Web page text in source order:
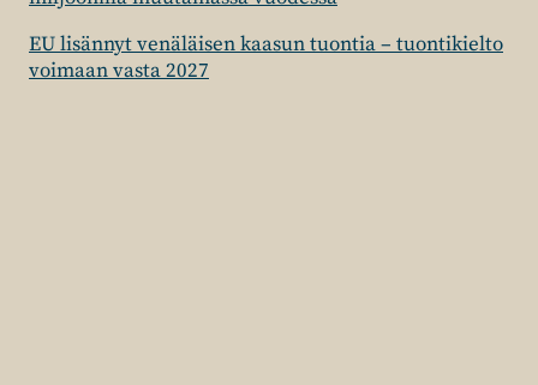
EU lisännyt venäläisen kaasun tuontia – tuontikielto
voimaan vasta 2027